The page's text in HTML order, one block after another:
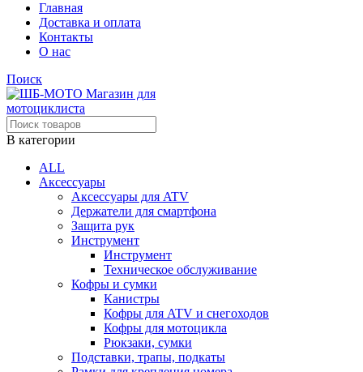
Главная
Доставка и оплата
Контакты
О нас
Поиск
В категории
ALL
Аксессуары
Аксессуары для ATV
Держатели для смартфона
Защита рук
Инструмент
Инструмент
Техническое обслуживание
Кофры и сумки
Канистры
Кофры для ATV и снегоходов
Кофры для мотоцикла
Рюкзаки, сумки
Подставки, трапы, подкаты